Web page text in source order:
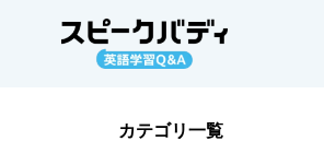
カテゴリ一覧